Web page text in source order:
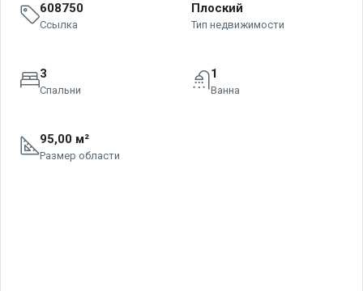
608750
Ссылка
Плоский
Тип недвижимости
3
Спальни
1
Ванна
95,00 м²
Размер области